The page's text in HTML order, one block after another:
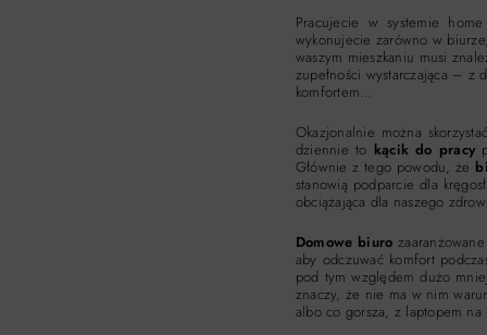
Pracujecie w systemie
wykonujecie zarówno w
waszym mieszkaniu musi
zupełności wystarczająca – z
komfortem…
Okazjonalnie można
dziennie to kącik do pracy
Głównie z tego powodu, że
stanowią podparcie dla
obciążająca dla naszego
Domowe biuro
aby odczuwać komfort
pod tym względem dużo
znaczy, że nie ma w nim
albo co gorsza, z laptopem na